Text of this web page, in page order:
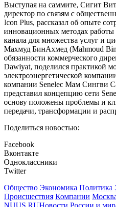
Выступая на саммите, Сигит
директор по связям с
Icon Plus, рассказал об опыте
инновационных методах работы
канала для множества услуг и
Махмуд БинАхмед (Mahmoud
обязанности коммерческого
Dawiyat, поделился практикой
электроэнергетической
компании Senelec Мам Сингви
представил концепцию сети
основу положены проблемы и
передачи, трансформации и
Поделиться новостью:
Facebook
Вконтакте
Одноклассники
Twitter
Общество Экономика Политика
Происшествия Компании